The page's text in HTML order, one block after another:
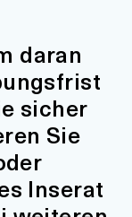
daran
sicher
Sie
Inserat